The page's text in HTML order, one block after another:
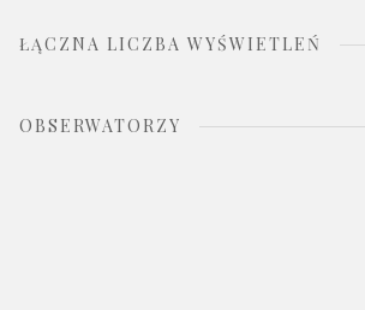
ŁĄCZNA LICZBA WYŚWIETLEŃ
OBSERWATORZY